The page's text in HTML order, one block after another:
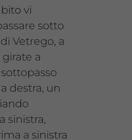
vi
sotto
Vetrego, a
a
destra, un
sinistra,
a sinistra